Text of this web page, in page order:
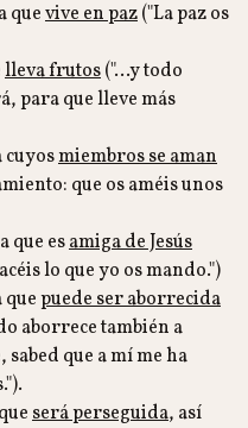
vive en paz("La paz os
lleva frutos("…y todo
para que lleve más
miembros se aman
que os améis unos
esamiga de Jesús
lo que yo os mando.")
puede ser aborrecida
aborrece también a
sabed que a mí me ha
será perseguida, así